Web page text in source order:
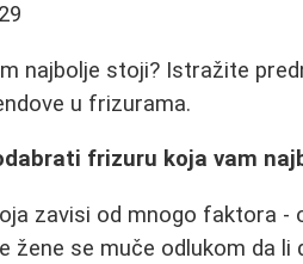
najbolje stoji? Istražite
u frizurama.
frizuru koja vam
zavisi od mnogo faktora -
žene se muče odlukom da li